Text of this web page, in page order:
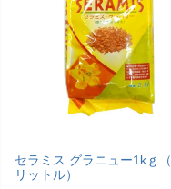
セラミス グラニュー1kｇ
リットル）